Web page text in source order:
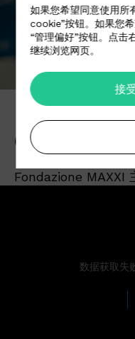
GIOVANNA
Fondazione MAXXI
如果您希望同意使用所
cookie”按钮。如果您
“管理偏好”按钮。点击
继续浏览网页。
接